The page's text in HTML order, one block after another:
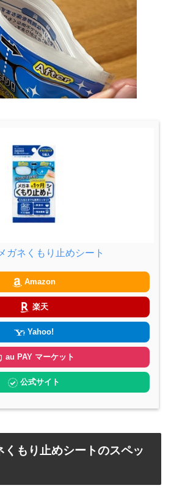
ガネくもり止めシート
Amazon
楽天
Yahoo!
au PAY マーケット
公式サイト
くもり止めシートのスペッ